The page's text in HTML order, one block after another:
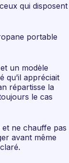
qui disposent
portable
un modèle
qu’il appréciait
répartisse la
le cas
ne chauffe pas
avant même